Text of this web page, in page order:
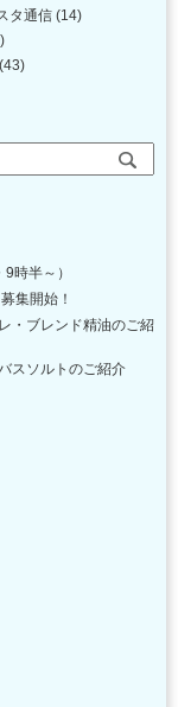
タ通信 (14)
(43)
時半～）
集開始！
・ブレンド精油のご紹
バスソルトのご紹介